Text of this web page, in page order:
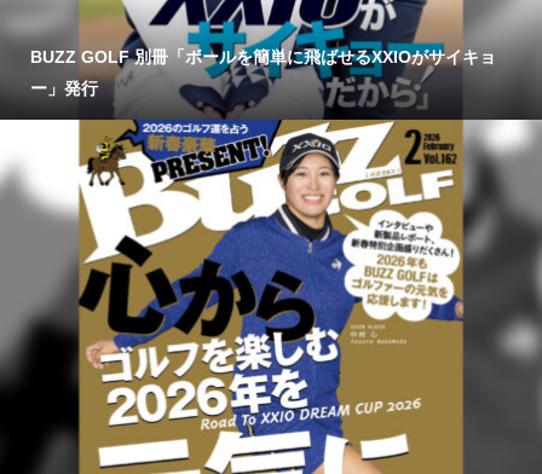
BUZZ GOLF 別冊「ボールを簡単に飛ばせるXXIOがサイキョ
ー」発行